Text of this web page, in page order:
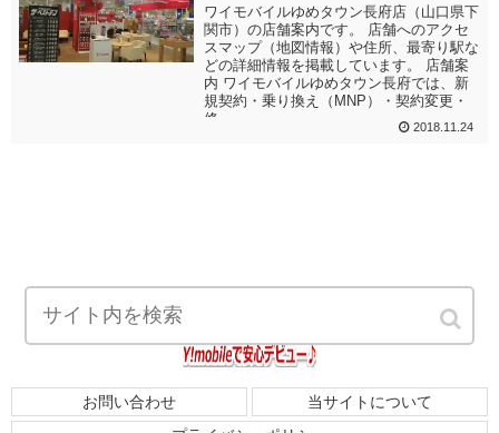
ワイモバイルゆめタウン長府店（山口県下
関市）の店舗案内です。 店舗へのアクセ
スマップ（地図情報）や住所、最寄り駅な
どの詳細情報を掲載しています。 店舗案
内 ワイモバイルゆめタウン長府では、新
規契約・乗り換え（MNP）・契約変更・
修...
2018.11.24
お問い合わせ
当サイトについて